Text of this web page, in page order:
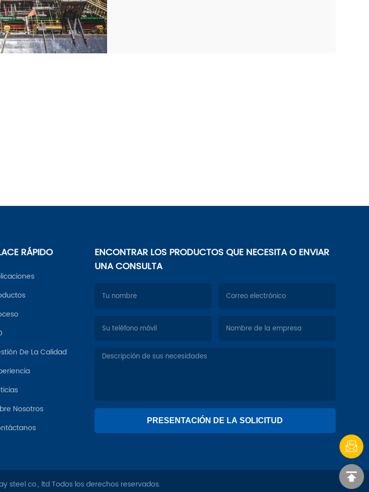
RÁPIDO
De La Calidad
Nosotros
ENCONTRAR LOS PRODUCTOS QUE NECESITA O ENVIAR
UNA CONSULTA
steel co., ltd Todos los derechos reservados.